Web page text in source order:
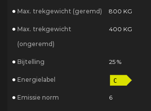
Max. trekgewicht (geremd) 800 KG
Max. trekgewicht
(ongeremd)
400 KG
Bijtelling 25 %
Energielabel
Emissie norm 6